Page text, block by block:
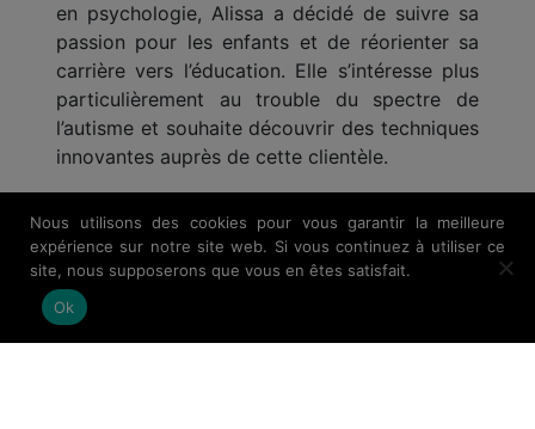
en psychologie, Alissa a décidé de suivre sa
passion pour les enfants et de réorienter sa
carrière vers l’éducation. Elle s’intéresse plus
particulièrement au trouble du spectre de
l’autisme et souhaite découvrir des techniques
innovantes auprès de cette clientèle.
Nous utilisons des cookies pour vous garantir la meilleure
expérience sur notre site web. Si vous continuez à utiliser ce
site, nous supposerons que vous en êtes satisfait.
Ok